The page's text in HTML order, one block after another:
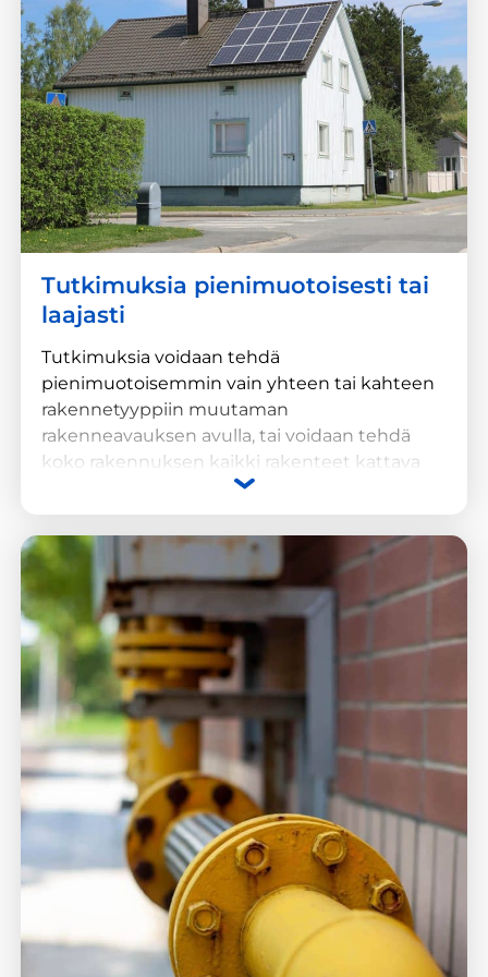
kunnosta. Teemme kuntotutkimuksia jo
aiemmin tehtyjen homekoiratutkimusten tai
muiden sisäilmatutkimusten
jatkotutkimuksina, mutta kuntotutkimuksen
alkuun voidaan tehdä myös
homekoiratarkastus
Tutkimuksia pienimuotoisesti tai
laajasti
Tutkimuksia voidaan tehdä
pienimuotoisemmin vain yhteen tai kahteen
rakennetyyppiin muutaman
rakenneavauksen avulla, tai voidaan tehdä
koko rakennuksen kaikki rakenteet kattava
laajempi kuntotutkimus. Tutkimuslaajuus ja
rakenneavauskohdat suunnitellaan aina
rakennuskohtaisesti. Kuntotutkimusten
avulla voidaan päästä hyvin alkuun
rakenteiden kunnon ja korjaustarpeen
selvittelyssä, tai rakenteet voidaan tutkia
kattavasti ja laajasti. Lopputuloksena pyritään
saamaan selville, onko rakenteissa
vaurioitumista ja korjaustarvetta, sekä mikä
on tarvittava korjauslaajuus.
Laajemmalla tutkimuksella tarkempi
Mitä enemmän rakenteita tutkitaan ja mitä
enemmän rakenneavauksia tehdään, sitä
laajemmin pystytään arvioimaan rakenteiden
kuntoa ja vaurioiden laajuutta. Käytännössä
rakenneavaukset ovat noin kymmenen
senttimetrin aukosta 30x30cm kokoiseen